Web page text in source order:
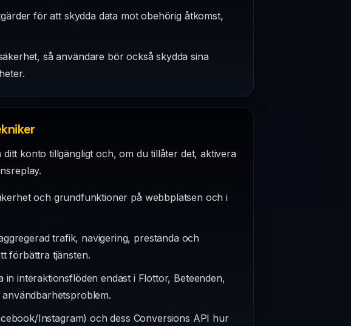
för att skydda data mot obehörig åtkomst,
så användare bör också skydda sina
konto tillgängligt och, om du tillåter det, aktivera
och grundfunktioner på webbplatsen och i
trafik, navigering, prestanda och
förbättra tjänsten.
interaktionsflöden endast i Flottor, Beteenden,
Instagram) och dess Conversions API hur